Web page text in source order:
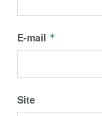
E-mail *
Site